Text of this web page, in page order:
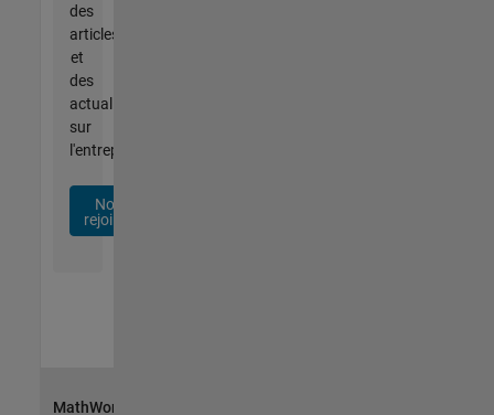
des
articles
et
des
actualités
sur
l'entreprise.
Nous
rejoindre
MathWorks